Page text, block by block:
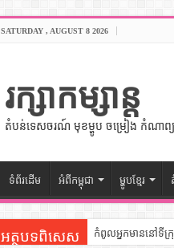
SATURDAY , AUGUST 8 2026
រក្សាកម្សាន្ត
តំបន់ទេសចរណ៍ មុខម្ហូប ចម្រៀង កំណាព្យ
ទំព័រដើម អំពីកម្ពុជា ម្ហូបខ្មែរ
អត្ថបទពិសេស កំពូលអ្នកមាននៅទី